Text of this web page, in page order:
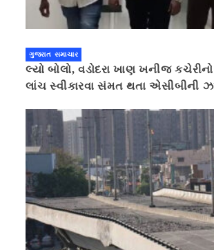
ગુજરાત સમાચાર
લ્યો બોલો, વડોદરા ખાણ ખનીજ
લાંચ સ્વીકારવા સંમત થતા એસીબીની